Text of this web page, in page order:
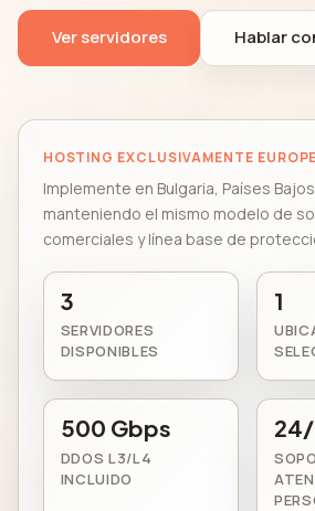
Ver servidores Hablar
HOSTING EXCLUSIVAMENTE
Implemente en Bulgaria, Países
manteniendo el mismo modelo de
comerciales y línea base de
3
SERVIDORES
DISPONIBLES
1
500 Gbps
DDOS L3/L4
INCLUIDO